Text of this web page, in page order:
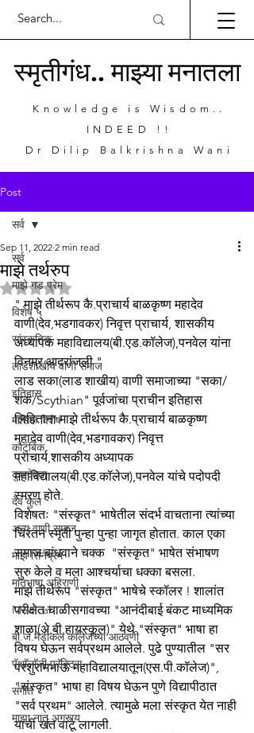
स्मृतीगंध.. माझ्या मनातला
Knowledge is Wisdom..
INDEED !!
Dr Dilip Balkrishna Wani
Post
सर्व
माझे गड प्रेम
विशेष ५
सांस्कृतिक
लाडशाखीय वाणी समाज
इतिहास
मासिक विशेष
कौटुंबिक
कुलदेवता
देव कुल
अन्य वाणी समाज
माझे सिनेप्रेम
मातृभाषा अहिराणी
Medical
बी.जे.मेडीकल काॅलेजच्या आठवणी
पॅथाॅलाॅजी प्रॅक्टिस
संगीत
माझा नातू अगस्त्य
सर्व
माझे तर्थरुप
Sep 11, 2022 2 min read
Rated NaN out of 5 stars.
" माझे तीर्थरूप कै.प्राचार्य बाळकृष्ण महादेव
वाणी(देव,भडगावकर) निवृत्त प्राचार्य, शासकीय
अध्यापक महाविद्यालय(बी.एड.कॉलेज),पनवेल यांना
विनम्र आदरांजली "
लाड सका(लाड शाखीय) वाणी समाजाच्या "सका/
शक/Scythian" पूर्वजांचा प्राचीन इतिहास
लिहिताना माझे तीर्थरूप कै.प्राचार्य बाळकृष्ण
महादेव वाणी(देव,भडगावकर) निवृत्त
प्राचार्य,शासकीय अध्यापक
महाविद्यालय(बी.एड.कॉलेज),पनवेल यांचे पदोपदी
स्मरण होते.
विशेषतः "संस्कृत" भाषेतील संदर्भ वाचताना त्यांच्या
चिरंतन स्मृती पुन्हा पुन्हा जागृत होतात. काल एका
समाज बांधवाने चक्क  "संस्कृत" भाषेत संभाषण
सुरु केले व मला आश्चर्याचा धक्का बसला.
माझे तीर्थरूप "संस्कृत" भाषेचे स्कॉलर ! शालांत
परीक्षेत चाळीसगावच्या "आनंदीबाई बंकट माध्यमिक
शाळा(अे.बी.हायस्कूल)" येथे "संस्कृत" भाषा हा
विषय घेऊन सर्वप्रथम आलेले. पुढे पुण्यातील "सर
परशुरामभाऊ महाविद्यालयातून(एस.पी.कॉलेज)",
"संस्कृत" भाषा हा विषय घेऊन पुणे विद्यापीठात
"सर्व प्रथम" आलेले. त्यामुळे मला संस्कृत येत नाही
याची खंत वाटू लागली.